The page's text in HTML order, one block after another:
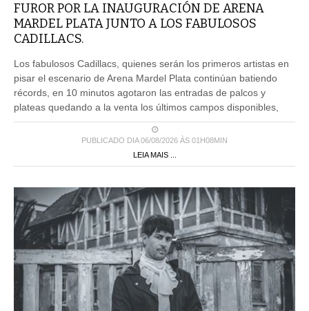
FUROR POR LA INAUGURACIÓN DE ARENA
MARDEL PLATA JUNTO A LOS FABULOSOS
CADILLACS.
Los fabulosos Cadillacs, quienes serán los primeros artistas en
pisar el escenario de Arena Mardel Plata continúan batiendo
récords, en 10 minutos agotaron las entradas de palcos y
plateas quedando a la venta los últimos campos disponibles,
PUBLICADO DIA 06/08/2026 ÀS 01H08MIN
LEIA MAIS ...